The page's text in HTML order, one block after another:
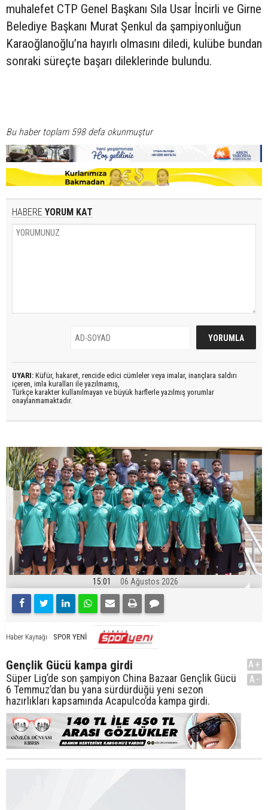
muhalefet CTP Genel Başkanı Sıla Usar İncirli ve Girne
Belediye Başkanı Murat Şenkul da şampiyonluğun
Karaoğlanoğlu’na hayırlı olmasını diledi, kulübe bundan
sonraki süreçte başarı dileklerinde bulundu.
Bu haber toplam 598 defa okunmuştur
HABERE YORUM KAT
UYARI: Küfür, hakaret, rencide edici cümleler veya imalar, inançlara saldırı
içeren, imla kuralları ile yazılmamış,
Türkçe karakter kullanılmayan ve büyük harflerle yazılmış yorumlar
onaylanmamaktadır.
15:01 06 Ağustos 2026
Haber Kaynağı SPOR YENİ
Gençlik Gücü kampa girdi
Süper Lig’de son şampiyon China Bazaar Gençlik Gücü
6 Temmuz’dan bu yana sürdürdüğü yeni sezon
hazırlıkları kapsamında Acapulco’da kampa girdi.
A+
A-